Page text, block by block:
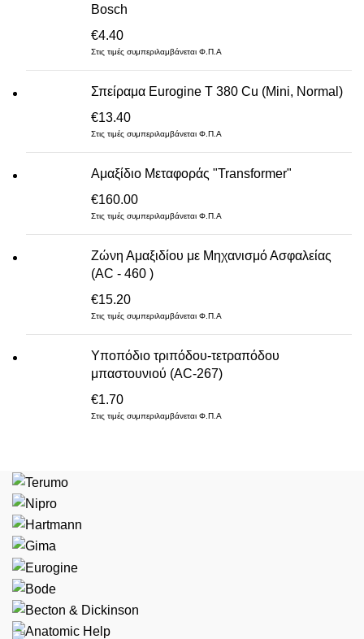
Bosch
€4.40
Στις τιμές συμπεριλαμβάνεται Φ.Π.Α
Σπείραμα Eurogine Τ 380 Cu (Mini, Normal)
€13.40
Στις τιμές συμπεριλαμβάνεται Φ.Π.Α
Αμαξίδιο Μεταφοράς "Transformer"
€160.00
Στις τιμές συμπεριλαμβάνεται Φ.Π.Α
Ζώνη Αμαξιδίου με Μηχανισμό Ασφαλείας
(AC - 460 )
€15.20
Στις τιμές συμπεριλαμβάνεται Φ.Π.Α
Υποπόδιο τριπόδου-τετραπόδου
μπαστουνιού (AC-267)
€1.70
Στις τιμές συμπεριλαμβάνεται Φ.Π.Α